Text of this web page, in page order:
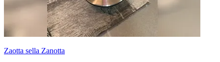
Zaotta sella Zanotta